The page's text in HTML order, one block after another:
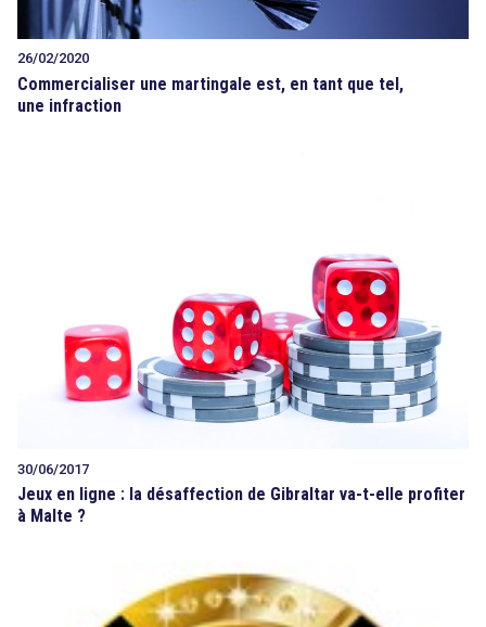
26/02/2020
Commercialiser une martingale est, en tant que tel,
une infraction
30/06/2017
Jeux en ligne : la désaffection de Gibraltar va-t-elle profiter
à Malte ?